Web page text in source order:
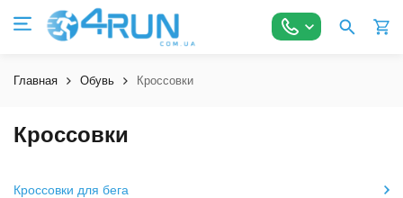
Главная Обувь Кроссовки
Кроссовки
Кроссовки для бега